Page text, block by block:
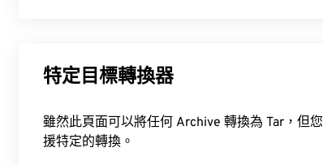
特定目標轉換器
雖然此頁面可以將任何 Archive 轉換為 Tar，但您可能想要造訪以下轉換器頁面，這些頁面僅支
援特定的轉換。